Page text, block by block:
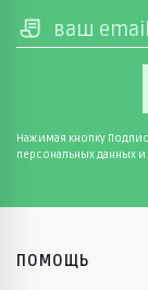
Нажимая кнопку
персональных данных
ПОМОЩЬ